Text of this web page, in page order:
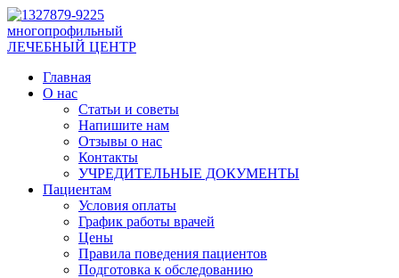
многопрофильный
ЛЕЧЕБНЫЙ ЦЕНТР
Главная
О нас
Статьи и советы
Напишите нам
Отзывы о нас
Контакты
УЧРЕДИТЕЛЬНЫЕ ДОКУМЕНТЫ
Пациентам
Условия оплаты
График работы врачей
Цены
Правила поведения пациентов
Подготовка к обследованию